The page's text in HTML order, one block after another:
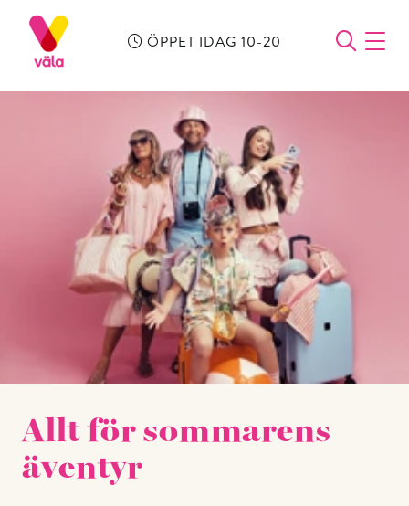
ÖPPET IDAG 10-20
Allt för sommarens
äventyr